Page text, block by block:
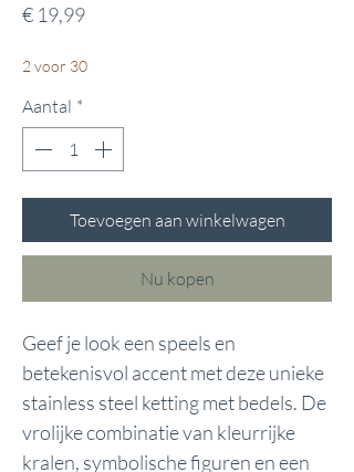
€ 19,99Prijs
2 voor 30
Aantal *
Toevoegen aan winkelwagen
Nu kopen
Geef je look een speels en
betekenisvol accent met deze unieke
stainless steel ketting met bedels. De
vrolijke combinatie van kleurrijke
kralen, symbolische figuren en een